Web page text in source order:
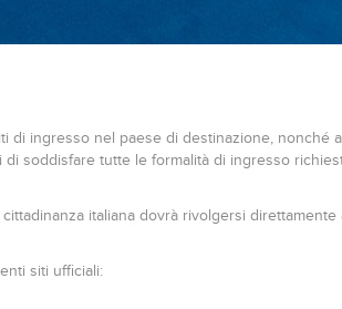
ingresso nel paese di destinazione, nonché
soddisfare tutte le formalità di ingresso
italiana dovrà rivolgersi direttamente
siti ufficiali: